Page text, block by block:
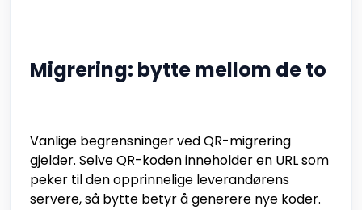
Migrering: bytte mellom de to
Vanlige begrensninger ved QR-migrering
gjelder. Selve QR-koden inneholder en URL som
peker til den opprinnelige leverandørens
servere, så bytte betyr å generere nye koder.